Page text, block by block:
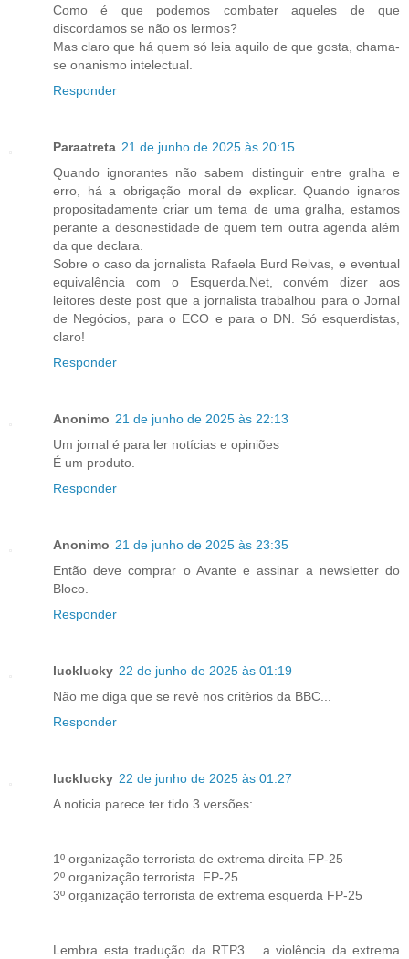
Como é que podemos combater aqueles de que
discordamos se não os lermos?
Mas claro que há quem só leia aquilo de que gosta, chama-
se onanismo intelectual.
Responder
Paraatreta 21 de junho de 2025 às 20:15
Quando ignorantes não sabem distinguir entre gralha e
erro, há a obrigação moral de explicar. Quando ignaros
propositadamente criar um tema de uma gralha, estamos
perante a desonestidade de quem tem outra agenda além
da que declara.
Sobre o caso da jornalista Rafaela Burd Relvas, e eventual
equivalência com o Esquerda.Net, convém dizer aos
leitores deste post que a jornalista trabalhou para o Jornal
de Negócios, para o ECO e para o DN. Só esquerdistas,
claro!
Responder
Anonimo 21 de junho de 2025 às 22:13
Um jornal é para ler notícias e opiniões
É um produto.
Responder
Anonimo 21 de junho de 2025 às 23:35
Então deve comprar o Avante e assinar a newsletter do
Bloco.
Responder
lucklucky 22 de junho de 2025 às 01:19
Não me diga que se revê nos critèrios da BBC...
Responder
lucklucky 22 de junho de 2025 às 01:27
A noticia parece ter tido 3 versões:
1º organização terrorista de extrema direita FP-25
2º organização terrorista FP-25
3º organização terrorista de extrema esquerda FP-25
Lembra esta tradução da RTP3 a violência da extrema